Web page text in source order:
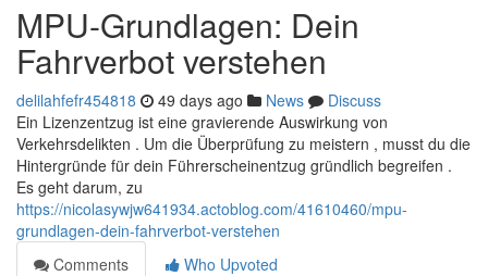
MPU-Grundlagen: Dein
Fahrverbot verstehen
delilahfefr454818 49 days ago News
Discuss
Ein Lizenzentzug ist eine gravierende Auswirkung von
Verkehrsdelikten . Um die Überprüfung zu meistern , musst du die
Hintergründe für dein Führerscheinentzug gründlich begreifen .
Es geht darum, zu
https://nicolasywjw641934.actoblog.com/41610460/mpu-
grundlagen-dein-fahrverbot-verstehen
Comments
Who Upvoted